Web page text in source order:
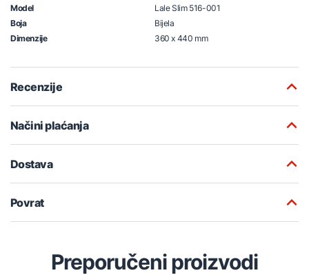
Model
Lale Slim 516-001
Boja
Bijela
Dimenzije
360 x 440 mm
Recenzije
Načini plaćanja
Dostava
Povrat
Preporučeni proizvodi